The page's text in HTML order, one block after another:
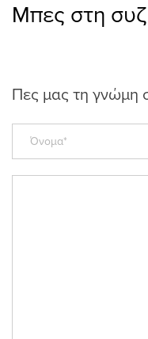
Μπες στη
Πες μας τη γνώμη